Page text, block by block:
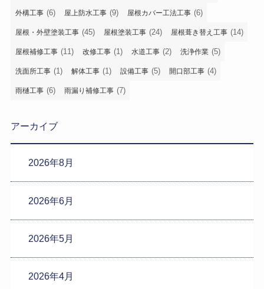
外構工事 (6) 屋上防水工事 (9) 屋根カバー工法工事 (6)
屋根・外壁塗装工事 (45) 屋根塗装工事 (24) 屋根葺き替え工事 (14)
屋根補修工事 (11) 改修工事 (1) 水道工事 (2) 洗浄作業 (5)
洗面所工事 (1) 解体工事 (1) 設備工事 (5) 開口部工事 (4)
雨樋工事 (6) 雨漏り補修工事 (7)
アーカイブ
2026年8月
2026年6月
2026年5月
2026年4月